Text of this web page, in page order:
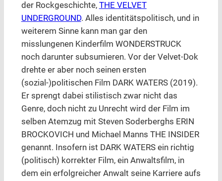
der Rockgeschichte, THE VELVET
UNDERGROUND. Alles identitätspolitisch, und in
weiterem Sinne kann man gar den
misslungenen Kinderfilm WONDERSTRUCK
noch darunter subsumieren. Vor der Velvet-Dok
drehte er aber noch seinen ersten
(sozial-)politischen Film DARK WATERS (2019).
Er sprengt dabei stilistisch zwar nicht das
Genre, doch nicht zu Unrecht wird der Film im
selben Atemzug mit Steven Soderberghs ERIN
BROCKOVICH und Michael Manns THE INSIDER
genannt. Insofern ist DARK WATERS ein richtig
(politisch) korrekter Film, ein Anwaltsfilm, in
dem ein erfolgreicher Anwalt seine Karriere aufs